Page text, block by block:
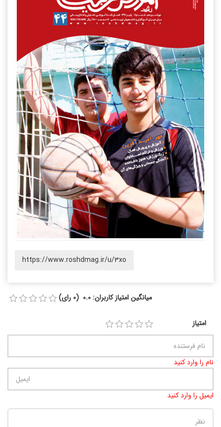
https://www.roshdmag.ir/u/3xo
میانگین امتیاز کاربران: 0.0 (0 رای)
امتیاز
نام را وارد کنید
ایمیل را وارد کنید